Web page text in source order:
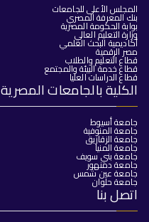
المجلس الأعلى للجامعات
بنك المعرفة المصري
بوابة الحكومة المصرية
وزارة التعليم العالي
أكاديمية البحث العلمي
مصر الرقمية
قطاع التعليم والطلاب
قطاع خدمة البيئة والمجتمع
قطاع الدراسات العليا
الكلية بالجامعات المصرية
جامعة أسيوط
جامعة المنوفية
جامعة الزقازيق
جامعة المنيا
جامعة بني سويف
جامعة دمنهور
جامعة عين شمس
جامعة حلوان
اتصل بنا